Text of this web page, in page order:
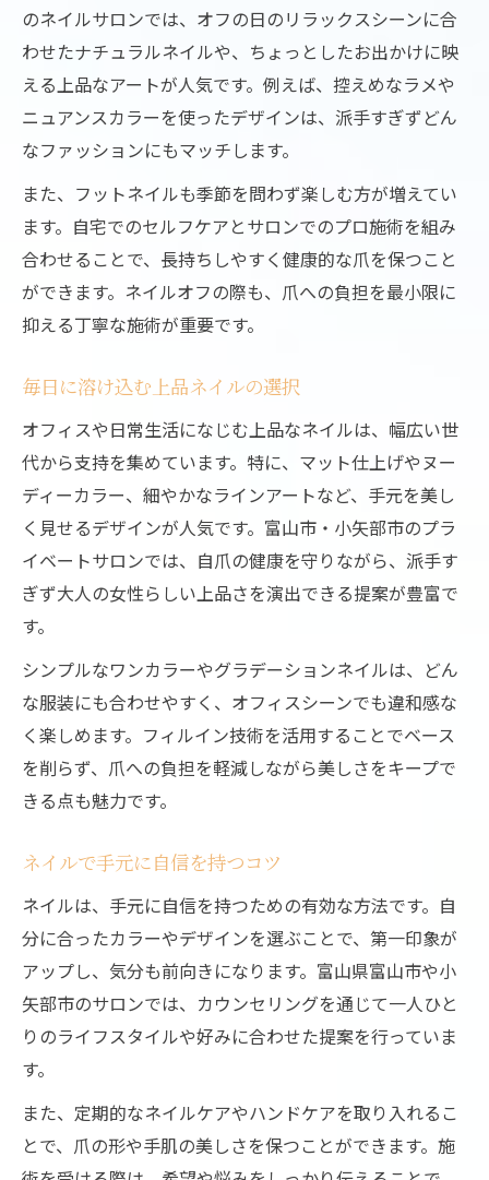
のネイルサロンでは、オフの日のリラックスシーンに合
わせたナチュラルネイルや、ちょっとしたお出かけに映
える上品なアートが人気です。例えば、控えめなラメや
ニュアンスカラーを使ったデザインは、派手すぎずどん
なファッションにもマッチします。
また、フットネイルも季節を問わず楽しむ方が増えてい
ます。自宅でのセルフケアとサロンでのプロ施術を組み
合わせることで、長持ちしやすく健康的な爪を保つこと
ができます。ネイルオフの際も、爪への負担を最小限に
抑える丁寧な施術が重要です。
毎日に溶け込む上品ネイルの選択
オフィスや日常生活になじむ上品なネイルは、幅広い世
代から支持を集めています。特に、マット仕上げやヌー
ディーカラー、細やかなラインアートなど、手元を美し
く見せるデザインが人気です。富山市・小矢部市のプラ
イベートサロンでは、自爪の健康を守りながら、派手す
ぎず大人の女性らしい上品さを演出できる提案が豊富で
す。
シンプルなワンカラーやグラデーションネイルは、どん
な服装にも合わせやすく、オフィスシーンでも違和感な
く楽しめます。フィルイン技術を活用することでベース
を削らず、爪への負担を軽減しながら美しさをキープで
きる点も魅力です。
ネイルで手元に自信を持つコツ
ネイルは、手元に自信を持つための有効な方法です。自
分に合ったカラーやデザインを選ぶことで、第一印象が
アップし、気分も前向きになります。富山県富山市や小
矢部市のサロンでは、カウンセリングを通じて一人ひと
りのライフスタイルや好みに合わせた提案を行っていま
す。
また、定期的なネイルケアやハンドケアを取り入れるこ
とで、爪の形や手肌の美しさを保つことができます。施